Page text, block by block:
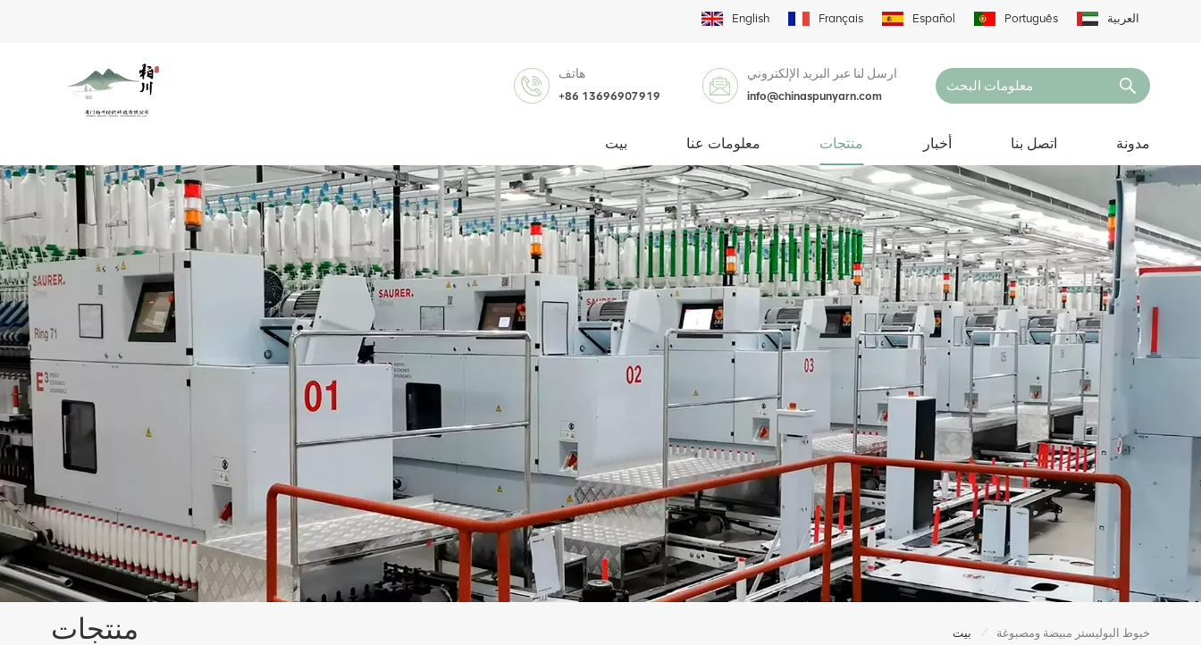
English Français Español Português العربية
هاتف
+86 13696907919
ارسل لنا عبر البريد الإلكتروني
info@chinaspunyarn.com
بيت معلومات عنا منتجات أخبار اتصل بنا مدونة
منتجات بيت / خيوط البوليستر مبيضة ومصبوغة